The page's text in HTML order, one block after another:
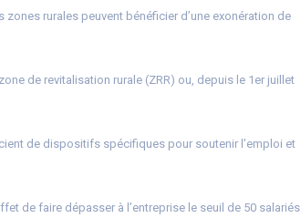
rurales peuvent bénéficier d’une exonération de
de revitalisation rurale (ZRR) ou, depuis le 1er juillet
de dispositifs spécifiques pour soutenir l’emploi et
de faire dépasser à l’entreprise le seuil de 50 salariés.